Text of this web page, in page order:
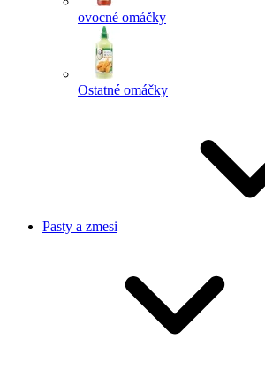
ovocné omáčky
Ostatné omáčky
Pasty a zmesi